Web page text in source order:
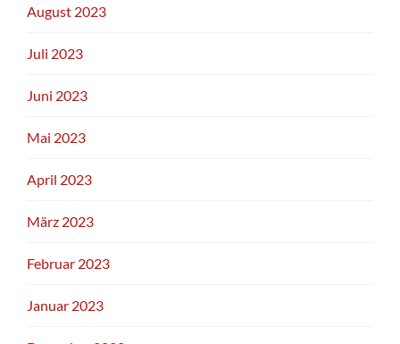
August 2023
Juli 2023
Juni 2023
Mai 2023
April 2023
März 2023
Februar 2023
Januar 2023